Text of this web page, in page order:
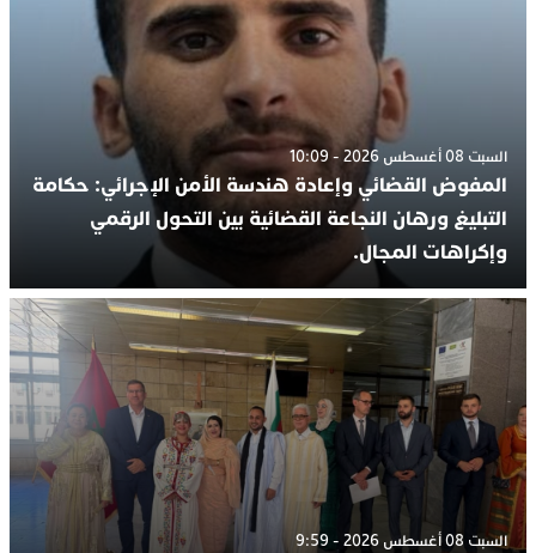
السبت 08 أغسطس 2026 - 10:09
المفوض القضائي وإعادة هندسة الأمن الإجرائي: حكامة
التبليغ ورهان النجاعة القضائية بين التحول الرقمي
وإكراهات المجال.
السبت 08 أغسطس 2026 - 9:59